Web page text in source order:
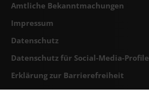
Amtliche Bekanntmachungen
Impressum
Datenschutz
Datenschutz für Social-Media-Profile
Erklärung zur Barrierefreiheit